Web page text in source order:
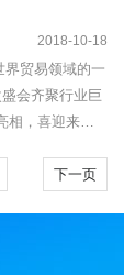
2018-10-18
贸易领域的一
会齐聚行业巨
相，喜迎来自
下一页